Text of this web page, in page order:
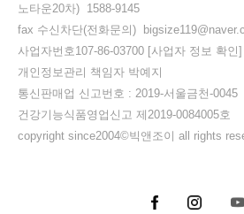
노타운20차) 1588-9145
fax 수신차단(전화문의)
사업자번호107-86-03700 [사업자 정보 확인]
개인정보관리 책임자 박예지
통신판매업 신고번호 : 2019-서울금천-0045
건강기능식품영업신고 제2019-0084005호
copyright since2004©빅앤조이 all rights